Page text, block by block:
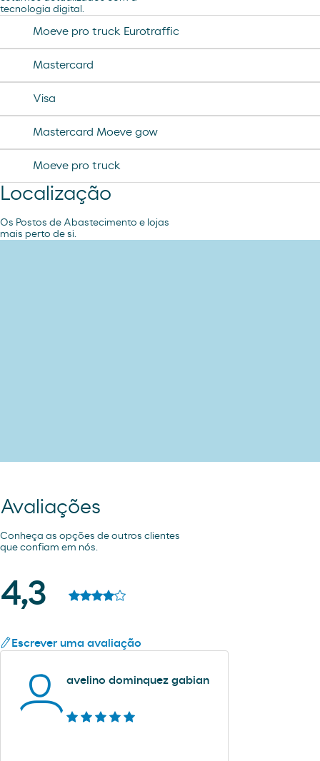
desodorante spray axe
chorizo revilla
helado magnun
helado calippo
tecnologia digital.
Moeve pro truck Eurotraffic
Mastercard
Visa
Mastercard Moeve gow
Moeve pro truck
Localização
Os Postos de Abastecimento e lojas
mais perto de si.
Avaliações
Conheça as opções de outros clientes
que confiam em nós.
4,3
Escrever uma avaliação
avelino dominquez gabian